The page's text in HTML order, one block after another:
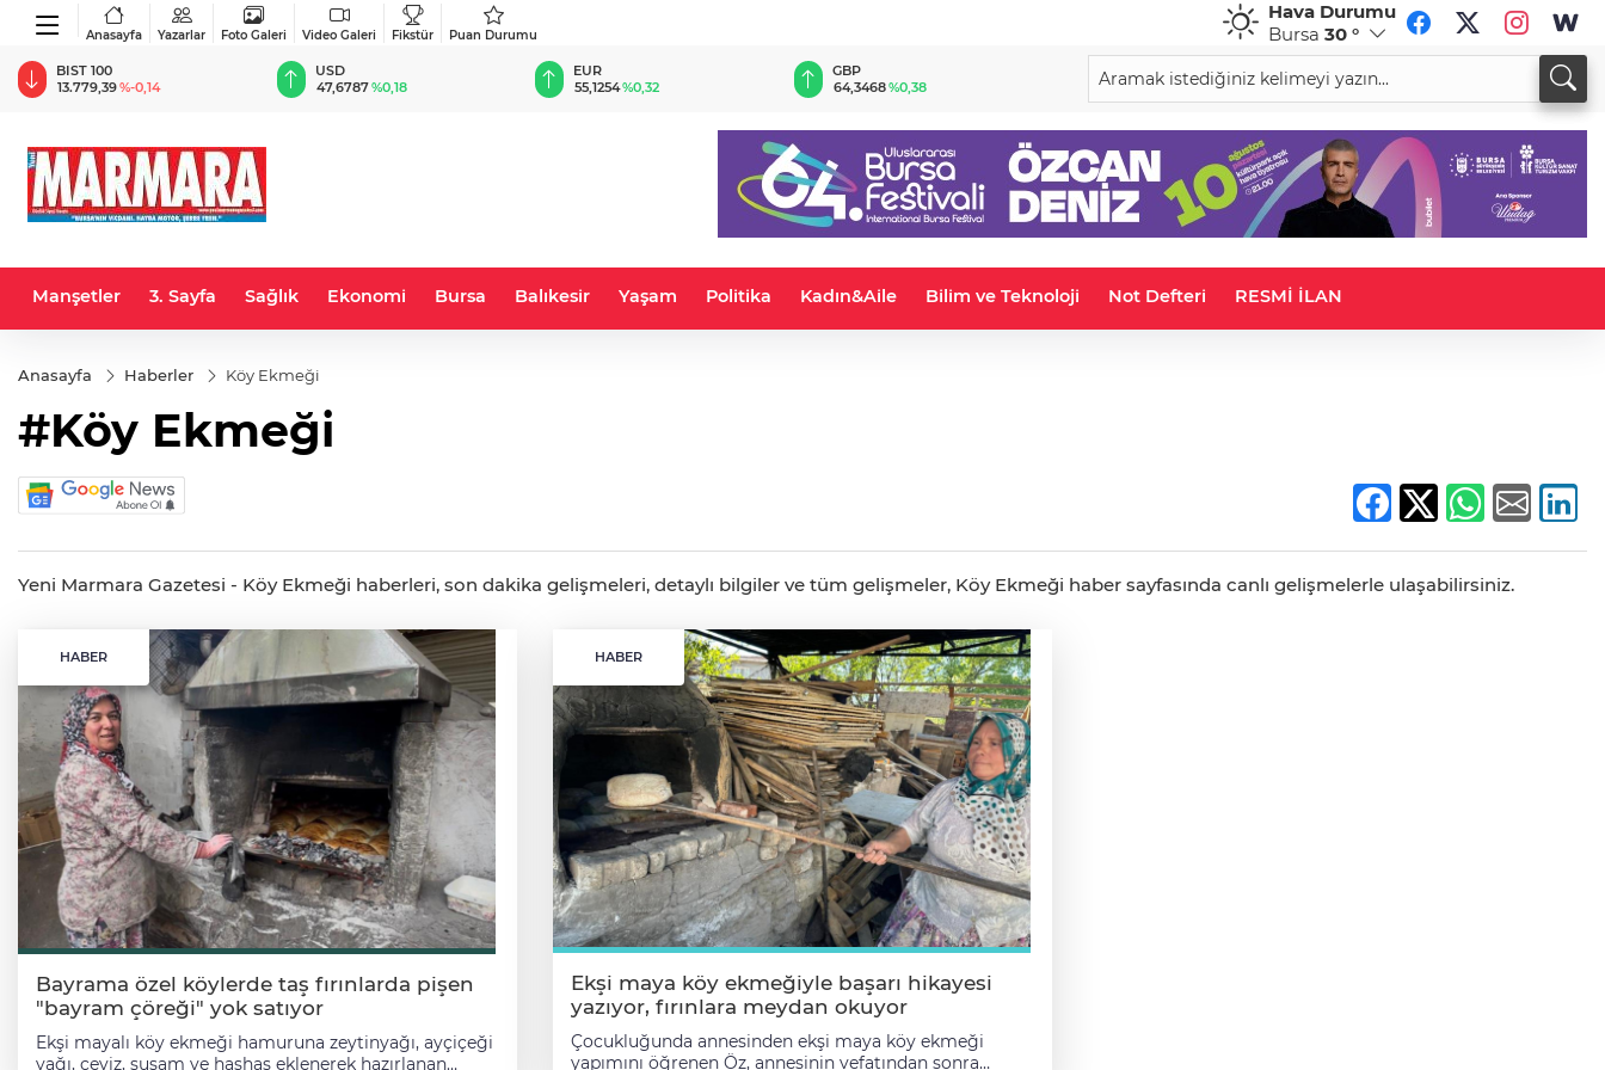
Anasayfa Yazarlar Foto Galeri Video Galeri Fikstür Puan Durumu
Hava Durumu
Bursa 30 °
BIST 100
13.779,39%-0,14
USD
47,6787%0,18
EUR
55,1254%0,32
GBP
64,3468%0,38
CHF
59,0083%0,82
34,1883
Manşetler 3. Sayfa Sağlık Ekonomi Bursa Balıkesir Yaşam Politika Kadın&Aile Bilim ve Teknoloji Not Defteri RESMİ İLAN
Anasayfa Haberler Köy Ekmeği
#Köy Ekmeği
Yeni Marmara Gazetesi - Köy Ekmeği haberleri, son dakika gelişmeleri, detaylı bilgiler ve tüm gelişmeler, Köy Ekmeği haber sayfasında canlı gelişmelerle ulaşabilirsiniz.
HABER
Bayrama özel köylerde taş fırınlarda pişen
"bayram çöreği" yok satıyor
Ekşi mayalı köy ekmeği hamuruna zeytinyağı, ayçiçeği
yağı, ceviz, susam ve haşhaş eklenerek hazırlanan
HABER
Ekşi maya köy ekmeğiyle başarı hikayesi
yazıyor, fırınlara meydan okuyor
Çocukluğunda annesinden ekşi maya köy ekmeği
yapımını öğrenen Öz, annesinin vefatından sonra